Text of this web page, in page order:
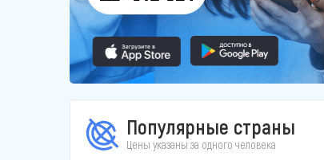
Популярные страны
Цены указаны за одного человека